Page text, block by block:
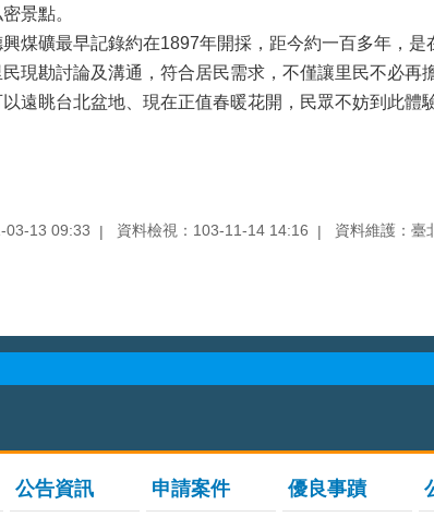
景點。
礦最早記錄約在1897年開採，距今約一百多年，是
現勘討論及溝通，符合居民需求，不僅讓里民不必再
眺台北盆地、現在正值春暖花開，民眾不妨到此體
03-13 09:33 資料檢視：103-11-14 14:16
資料維護：臺
公告資訊 申請案件 優良事蹟